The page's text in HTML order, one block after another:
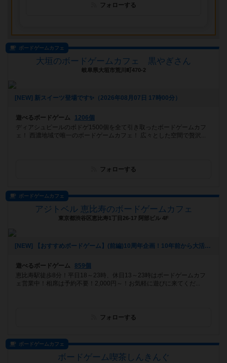
フォローする
ボードゲームカフェ
大垣のボードゲームカフェ 黒やぎさん
岐阜県大垣市荒川町470-2
[NEW] 新スイーツ登場です✨️（2026年08月07日 17時00分）
遊べるボードゲーム
1206個
ディアシュピールのボドゲ1500個を全て引き取ったボードゲームカフ
ェ！ 西濃地域で唯一のボードゲームカフェ！ 広々とした空間で贅沢...
フォローする
ボードゲームカフェ
アジトベル 恵比寿のボードゲームカフェ
東京都渋谷区恵比寿1丁目26-17 阿部ビル 4F
[NEW] 【おすすめボードゲーム】(前編)10周年企画！10年前から大活躍のボードゲーム【#163】をあげました（2026年08月06日 00時03分）
遊べるボードゲーム
859個
恵比寿駅徒歩8分！平日18～23時、休日13～23時はボードゲームカフ
ェ営業中！相席は予約不要！2,000円～！お気軽に遊びに来てくだ...
フォローする
ボードゲームカフェ
ボードゲーム喫茶しんきんぐ